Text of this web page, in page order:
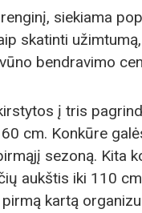
siekiama
skatinti
bendravimo
į tris
cm. Konkūre
sezoną. Kita
aukštis iki 110
kartą